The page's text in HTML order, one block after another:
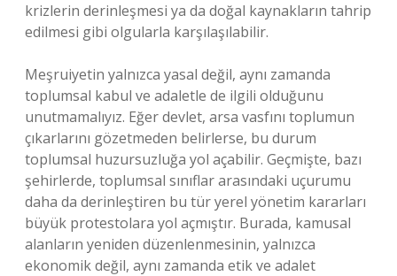
krizlerin derinleşmesi ya da doğal kaynakların tahrip
edilmesi gibi olgularla karşılaşılabilir.
Meşruiyetin yalnızca yasal değil, aynı zamanda
toplumsal kabul ve adaletle de ilgili olduğunu
unutmamalıyız. Eğer devlet, arsa vasfını toplumun
çıkarlarını gözetmeden belirlerse, bu durum
toplumsal huzursuzluğa yol açabilir. Geçmişte, bazı
şehirlerde, toplumsal sınıflar arasındaki uçurumu
daha da derinleştiren bu tür yerel yönetim kararları
büyük protestolara yol açmıştır. Burada, kamusal
alanların yeniden düzenlenmesinin, yalnızca
ekonomik değil, aynı zamanda etik ve adalet